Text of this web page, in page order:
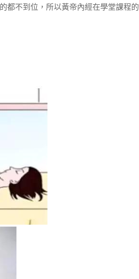
都不到位，所以黃帝內經在學堂課程的